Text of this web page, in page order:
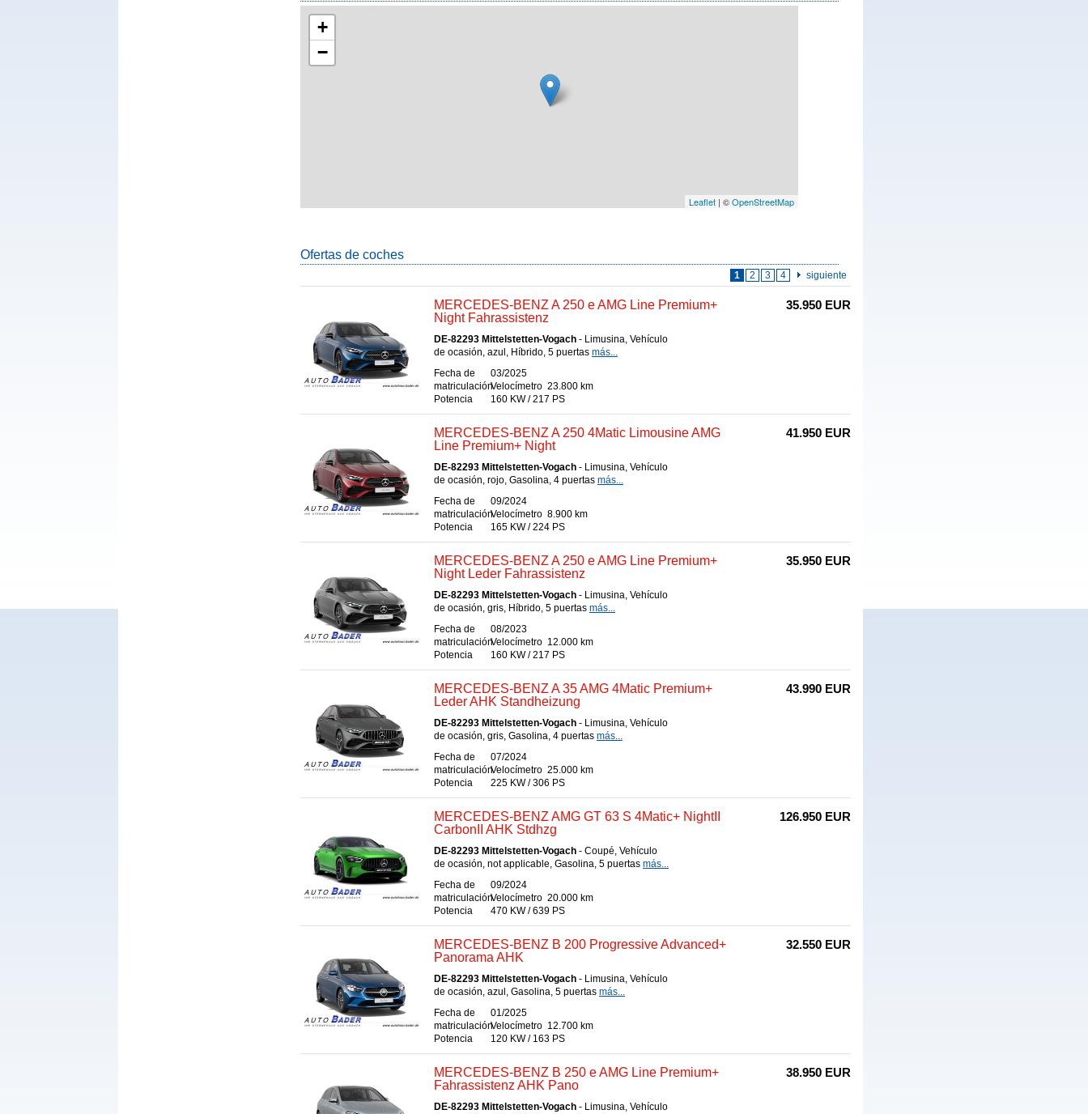
+
−
Leaflet | ©OpenStreetMap
Ofertas de coches
1 2 3 4 siguiente
35.950 EUR
MERCEDES-BENZ A 250 e AMG Line Premium+
Night Fahrassistenz
DE-82293 Mittelstetten-Vogach - Limusina, Vehículo
de ocasión, azul, Híbrido, 5 puertas más...
Fecha de
matriculación
03/2025
Velocímetro 23.800 km
Potencia
160 KW / 217 PS
41.950 EUR
MERCEDES-BENZ A 250 4Matic Limousine AMG
Line Premium+ Night
DE-82293 Mittelstetten-Vogach - Limusina, Vehículo
de ocasión, rojo, Gasolina, 4 puertas más...
Fecha de
matriculación
09/2024
Velocímetro 8.900 km
Potencia
165 KW / 224 PS
35.950 EUR
MERCEDES-BENZ A 250 e AMG Line Premium+
Night Leder Fahrassistenz
DE-82293 Mittelstetten-Vogach - Limusina, Vehículo
de ocasión, gris, Híbrido, 5 puertas más...
Fecha de
matriculación
08/2023
Velocímetro 12.000 km
Potencia
160 KW / 217 PS
43.990 EUR
MERCEDES-BENZ A 35 AMG 4Matic Premium+
Leder AHK Standheizung
DE-82293 Mittelstetten-Vogach - Limusina, Vehículo
de ocasión, gris, Gasolina, 4 puertas más...
Fecha de
matriculación
07/2024
Velocímetro 25.000 km
Potencia
225 KW / 306 PS
126.950 EUR
MERCEDES-BENZ AMG GT 63 S 4Matic+ NightII
CarbonII AHK Stdhzg
DE-82293 Mittelstetten-Vogach - Coupé, Vehículo
de ocasión, not applicable, Gasolina, 5 puertas más...
Fecha de
matriculación
09/2024
Velocímetro 20.000 km
Potencia
470 KW / 639 PS
32.550 EUR
MERCEDES-BENZ B 200 Progressive Advanced+
Panorama AHK
DE-82293 Mittelstetten-Vogach - Limusina, Vehículo
de ocasión, azul, Gasolina, 5 puertas más...
Fecha de
matriculación
01/2025
Velocímetro 12.700 km
Potencia
120 KW / 163 PS
38.950 EUR
MERCEDES-BENZ B 250 e AMG Line Premium+
Fahrassistenz AHK Pano
DE-82293 Mittelstetten-Vogach - Limusina, Vehículo